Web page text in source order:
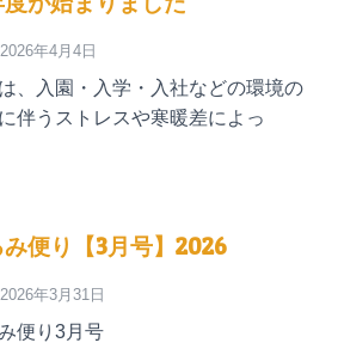
年4月4日
、入園・入学・入社などの環境の
伴うストレスや寒暖差によっ
み便り【3月号】2026
年3月31日
便り3月号